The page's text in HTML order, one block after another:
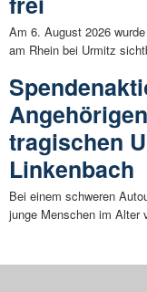
Am 6. August 2026
am Rhein bei Urmitz
tragischen
Linkenbach
Bei einem schweren
junge Menschen im Alter